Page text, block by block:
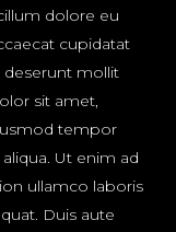
dolore eu
cupidatat
deserunt mollit
sit amet,
tempor
Ut enim ad
ullamco laboris
Duis aute